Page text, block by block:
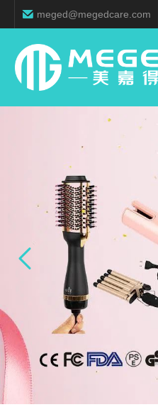
meged@megedcare.com